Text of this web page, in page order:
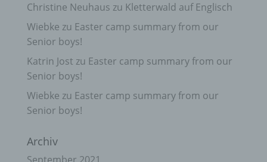
Christine Neuhaus zu Kletterwald auf Englisch
Wiebke zu Easter camp summary from our
Senior boys!
Katrin Jost zu Easter camp summary from our
Senior boys!
Wiebke zu Easter camp summary from our
Senior boys!
Archiv